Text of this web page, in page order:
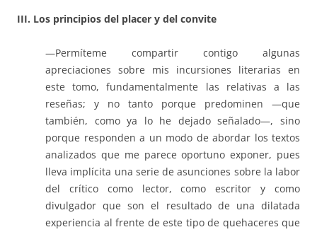
III. Los principios del placer y del convite
—Permíteme compartir contigo algunas
apreciaciones sobre mis incursiones literarias en
este tomo, fundamentalmente las relativas a las
reseñas; y no tanto porque predominen —que
también, como ya lo he dejado señalado—, sino
porque responden a un modo de abordar los textos
analizados que me parece oportuno exponer, pues
lleva implícita una serie de asunciones sobre la labor
del crítico como lector, como escritor y como
divulgador que son el resultado de una dilatada
experiencia al frente de este tipo de quehaceres que